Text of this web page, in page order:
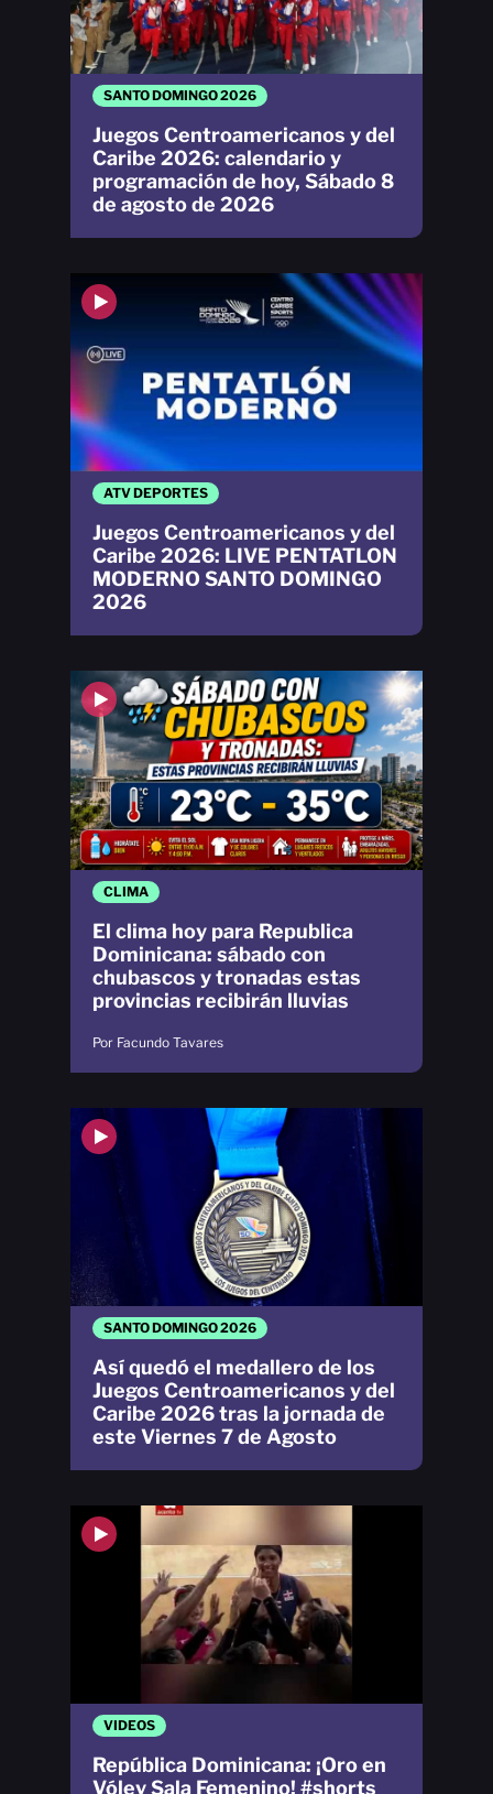
CLIMA
El clima hoy para Republica
Dominicana: sábado con
chubascos y tronadas estas
provincias recibirán lluvias
Por Facundo Tavares
ATV DEPORTES
Juegos Centroamericanos y del
Caribe 2026: LIVE PENTATLON
MODERNO SANTO DOMINGO
2026
SANTO DOMINGO 2026
Juegos Centroamericanos y del
Caribe 2026: calendario y
programación de hoy, Sábado 8
de agosto de 2026
VIDEOS
República Dominicana: ¡Oro en
Vóley Sala Femenino! #shorts
SANTO DOMINGO 2026
Así quedó el medallero de los
Juegos Centroamericanos y del
Caribe 2026 tras la jornada de
este Viernes 7 de Agosto